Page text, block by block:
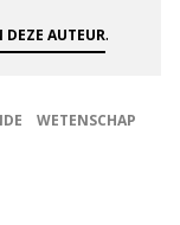
DEZE AUTEUR.
WETENSCHAP